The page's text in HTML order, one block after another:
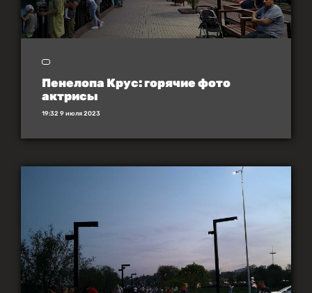
Пенелопа Крус: горячие фото
актрисы
19:32 9 июля 2023